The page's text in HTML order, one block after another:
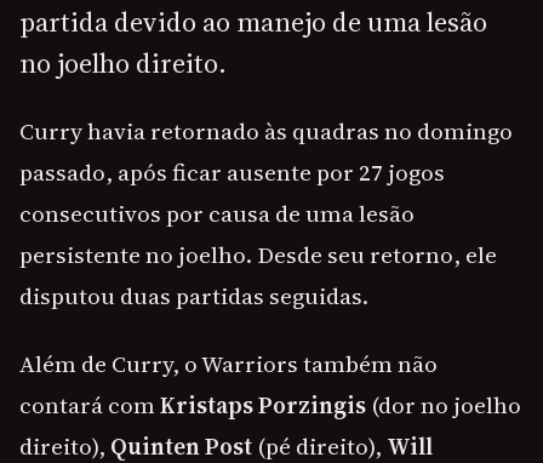
partida devido ao manejo de uma lesão
no joelho direito.
Curry havia retornado às quadras no domingo
passado, após ficar ausente por 27 jogos
consecutivos por causa de uma lesão
persistente no joelho. Desde seu retorno, ele
disputou duas partidas seguidas.
Além de Curry, o Warriors também não
contará comKristaps Porzingis (dor no joelho
direito), Quinten Post (pé direito), Will